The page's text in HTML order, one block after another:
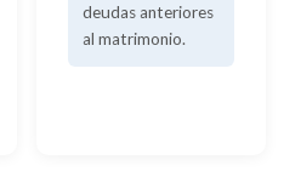
deudas anteriores
al matrimonio.